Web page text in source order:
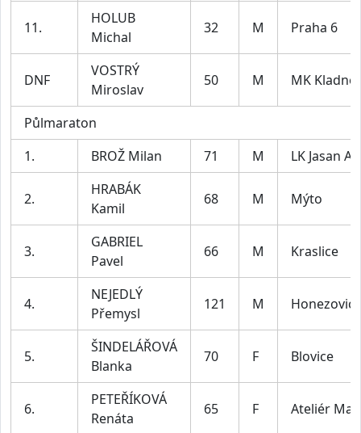
11.
HOLUB
Michal
32 M Praha 6
DNF
VOSTRÝ
Miroslav
50 M MK Kladno
Půlmaraton
1.
BROŽ Milan 71 M LK Jasan Aš
2.
HRABÁK
Kamil
68 M Mýto
3.
GABRIEL
Pavel
66 M Kraslice
4.
NEJEDLÝ
Přemysl
121 M Honezovice
5.
ŠINDELÁŘOVÁ
Blanka
70 F Blovice
6.
PETEŘÍKOVÁ
Renáta
65 F Ateliér